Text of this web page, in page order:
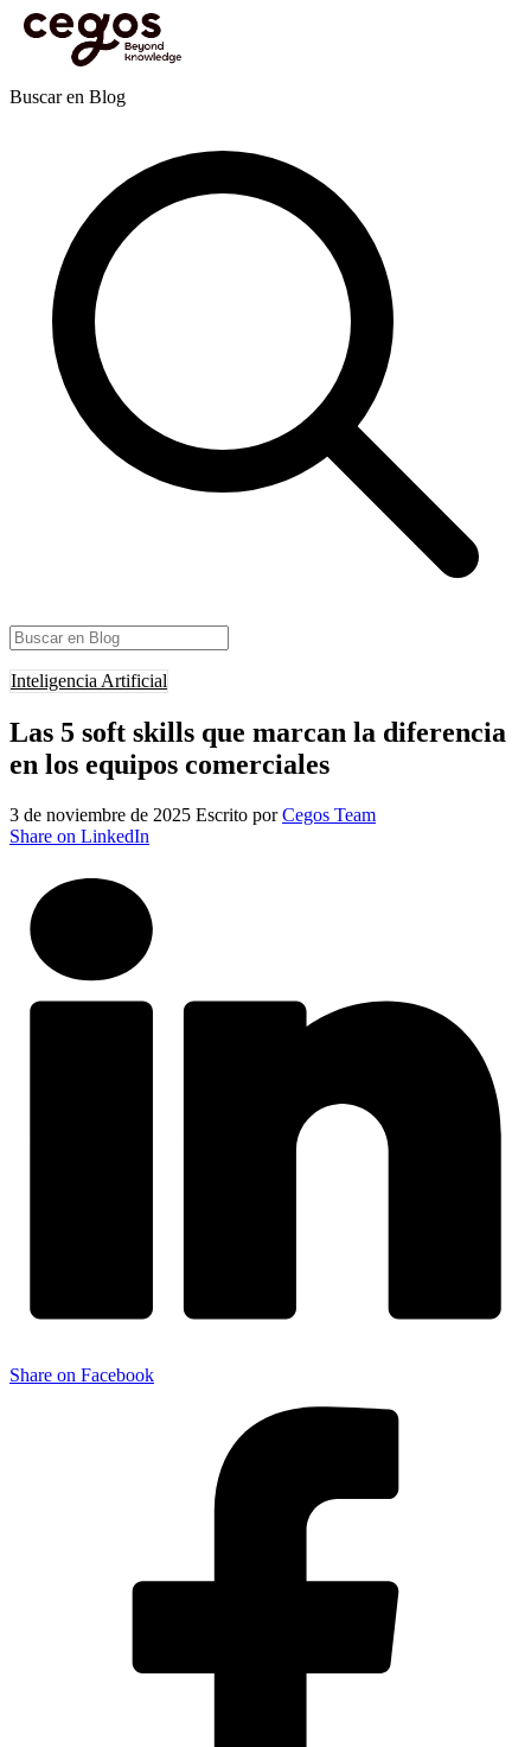
Skip to main content
Estás aquí:Inicio > Actualidades
que marcan la diferencia en los equipos comerciales
Publicaciones
Buscar en Blog
Inteligencia Artificial
Las 5 soft skills que marcan la diferencia
en los equipos comerciales
3 de noviembre de 2025 Escrito porCegos Team
Share on LinkedIn
Share on Facebook